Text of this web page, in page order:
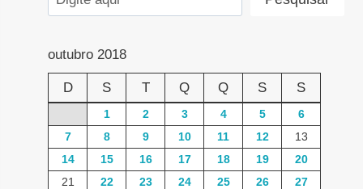
outubro 2018
D S T Q Q S S
1 2 3 4 5
6
7
8 9 10 11 12
13
14
15 16 17 18 19
20
21
22 23 24 25 26
27